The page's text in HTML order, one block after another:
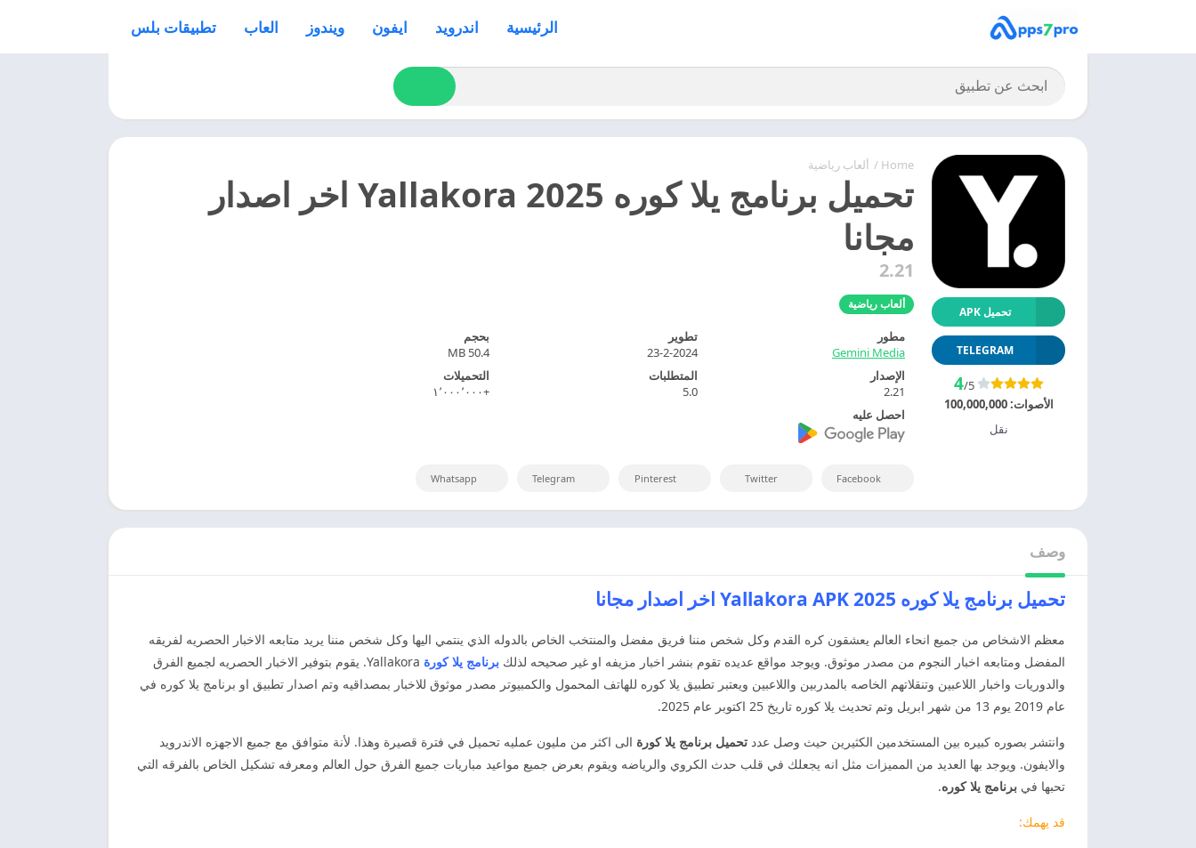
الرئيسية اندرويد ايفون ويندوز العاب تطبيقات بلس
Home
/ ألعاب رياضية
تحميل برنامج يلا كوره Yallakora 2025 اخر اصدار
مجانا
2.21
ألعاب رياضية
تحميل APK
TELEGRAM
4/5
الأصوات:100,000,000
نقل
مطور
Gemini Media
تطوير
23-2-2024
بحجم
50.4 MB
الإصدار
2.21
المتطلبات
5.0
التحميلات
+١٬٠٠٠٬٠٠٠
احصل عليه
Facebook
Twitter
Pinterest
Telegram
Whatsapp
وصف
تحميل برنامج يلا كوره 2025 Yallakora APK اخر اصدار مجانا
معظم الاشخاص من جميع انحاء العالم يعشقون كره القدم وكل شخص مننا فريق مفضل والمنتخب الخاص بالدوله الذي ينتمي اليها وكل شخص مننا يريد متابعه الاخبار الحصريه لفريقه
المفضل ومتابعه اخبار النجوم من مصدر موثوق. ويوجد مواقع عديده تقوم بنشر اخبار مزيفه او غير صحيحه لذلك برنامج يلا كورة
Yallakora. يقوم بتوفير الاخبار الحصريه لجميع الفرق
والدوريات واخبار اللاعبين وتنقلاتهم الخاصه بالمدربين واللاعبين ويعتبر تطبيق يلا كوره للهاتف المحمول والكمبيوتر مصدر موثوق للاخبار بمصداقيه وتم اصدار تطبيق او برنامج يلا كوره في
عام 2019 يوم 13 من شهر ابريل وتم تحديث يلا كوره تاريخ 25 اكتوبر عام 2025.
وانتشر بصوره كبيره بين المستخدمين الكثيرين حيث وصل عدد تحميل برنامج يلا كورة الى اكثر من مليون عمليه تحميل في فترة قصيرة وهذا. لأنة متوافق مع جميع الاجهزه الاندرويد
والايفون. ويوجد بها العديد من المميزات مثل انه يجعلك في قلب حدث الكروي والرياضه ويقوم بعرض جميع مواعيد مباريات جميع الفرق حول العالم ومعرفه تشكيل الخاص بالفرقه التي
تحبها في برنامج يلا كوره.
قد يهمك: